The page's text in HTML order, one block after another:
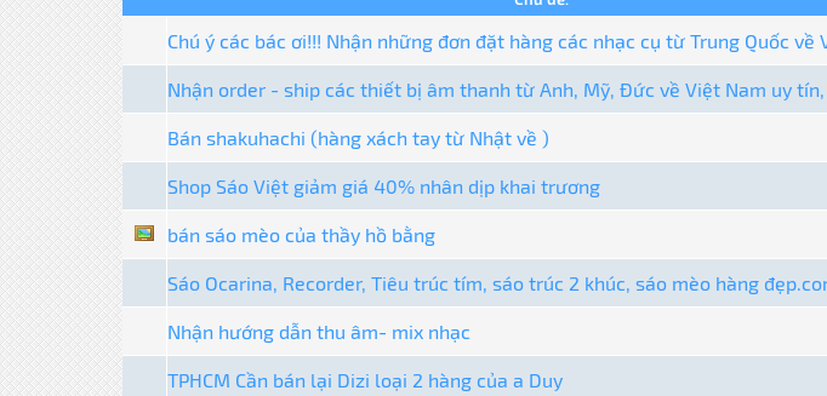
Chú ý các bác ơi!!! Nhận những đơn đặt hàng các nhạc cụ từ Trung Quốc về
Nhận order - ship các thiết bị âm thanh từ Anh, Mỹ, Đức về Việt Nam uy
Bán shakuhachi (hàng xách tay từ Nhật về )
Shop Sáo Việt giảm giá 40% nhân dịp khai trương
bán sáo mèo của thầy hồ bằng
Sáo Ocarina, Recorder, Tiêu trúc tím, sáo trúc 2 khúc, sáo mèo hàng
Nhận hướng dẫn thu âm- mix nhạc
TPHCM Cần bán lại Dizi loại 2 hàng của a Duy